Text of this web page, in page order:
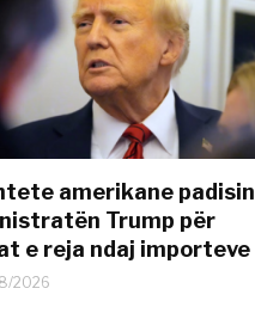
amerikane padisin
Trump për
e reja ndaj importeve
2026